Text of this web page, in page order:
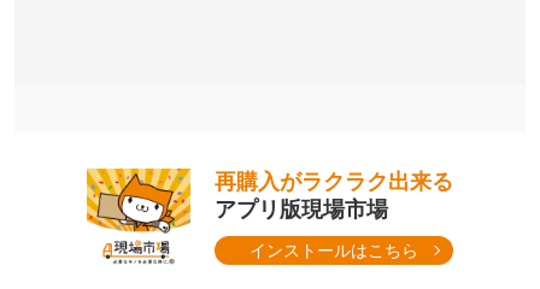
再購入がラクラク出来る
アプリ版現場市場
インストールはこちら